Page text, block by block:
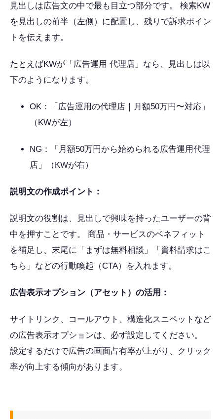
見出しは広告文の中で最も目立つ部分です。 検索KW
を見出しの前半（左側）に配置し、残りで訴求ポイン
トを伝えます。
たとえばKWが「広告運用 代理店」なら、見出しは以
下のようになります。
OK：「広告運用の代理店｜月額50万円〜対応」
（KWが左）
NG：「月額50万円から始められる広告運用代理
店」（KWが右）
説明文の作成ポイント：
説明文の役割は、見出しで興味を持ったユーザーの背
中を押すことです。 商品・サービスのベネフィット
を補足し、末尾に「まずは無料相談」「資料請求はこ
ちら」などの行動喚起（CTA）を入れます。
広告表示オプション（アセット）の活用：
サイトリンク、コールアウト、構造化スニペットなど
の広告表示オプションは、必ず設定してください。
設定するだけで広告の画面占有率が上がり、クリック
率が向上する傾向があります。